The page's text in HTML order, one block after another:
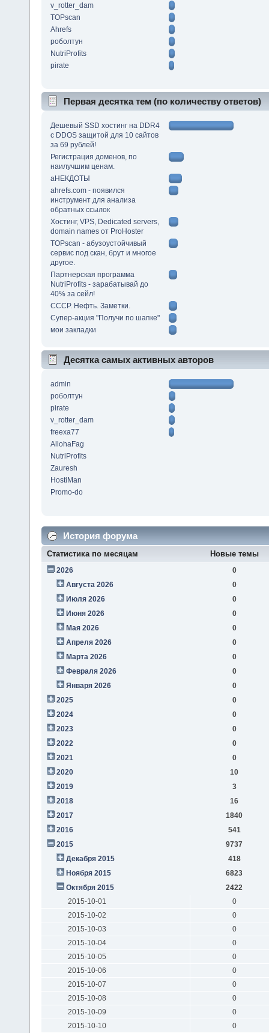
v_rotter_dam
TOPscan
Ahrefs
роболтун
NutriProfits
pirate
Первая десятка тем (по количеству ответов)
Дешевый SSD хостинг на DDR4
с DDOS защитой для 10 сайтов
за 69 рублей!
Регистрация доменов, по
наилучшим ценам.
аНЕКДОТЫ
ahrefs.com - появился
инструмент для анализа
обратных ссылок
Хостинг, VPS, Dedicated servers,
domain names от ProHoster
TOPscan - абузоустойчивый
сервис под скан, брут и многое
другое.
Партнерская программа
NutriProfits - зарабатывай до
40% за сейл!
СССР. Нефть. Заметки.
Супер-акция "Получи по шапке"
мои закладки
Десятка самых активных авторов
admin
роболтун
pirate
v_rotter_dam
freexa77
AllohaFag
NutriProfits
Zauresh
HostiMan
Promo-do
История форума
Статистика по месяцам Новые темы
2026
0
Августа 2026
0
Июля 2026
0
Июня 2026
0
Мая 2026
0
Апреля 2026
0
Марта 2026
0
Февраля 2026
0
Января 2026
0
2025
0
2024
0
2023
0
2022
0
2021
0
2020
10
2019
3
2018
16
2017
1840
2016
541
2015
9737
Декабря 2015
418
Ноября 2015
6823
Октября 2015
2422
2015-10-01
0
2015-10-02
0
2015-10-03
0
2015-10-04
0
2015-10-05
0
2015-10-06
0
2015-10-07
0
2015-10-08
0
2015-10-09
0
2015-10-10
0